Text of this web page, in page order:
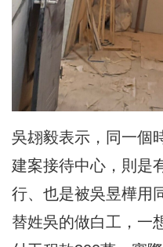
吳翃毅表示，同一個
建案接待中心，則是
行、也是被吳昱樺用
替姓吳的做白工，一